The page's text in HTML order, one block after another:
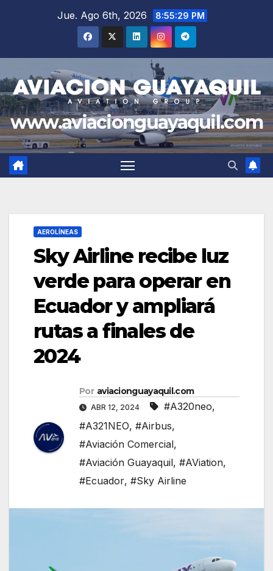
Jue. Ago 6th, 2026 8:55:30 PM
www.aviacionguayaquil.com
AEROLÍNEAS
Sky Airline recibe luz
verde para operar en
Ecuador y ampliará
rutas a finales de
2024
Por aviacionguayaquil.com
ABR 12, 2024 #A320neo,
#A321NEO, #Airbus,
#Aviación Comercial,
#Aviación Guayaquil, #AViation,
#Ecuador, #Sky Airline